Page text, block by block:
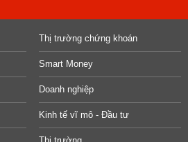
Thị trường chứng khoán
Smart Money
Doanh nghiệp
Kinh tế vĩ mô - Đầu tư